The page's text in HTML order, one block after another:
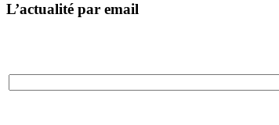
L’actualité par email